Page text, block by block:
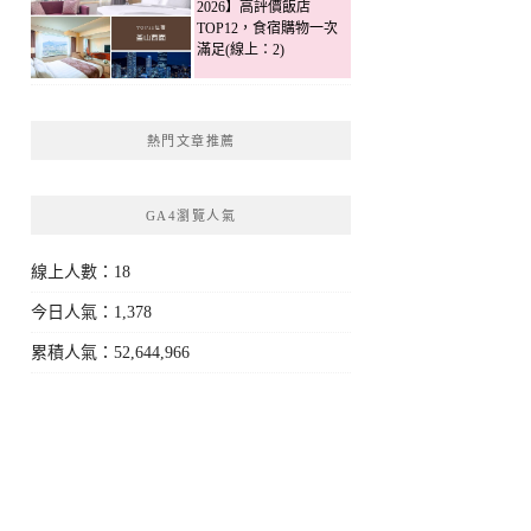
2026】高評價飯店
TOP12，食宿購物一次
滿足(線上：2)
熱門文章推薦
GA4瀏覽人氣
線上人數：18
今日人氣：1,378
累積人氣：52,644,966